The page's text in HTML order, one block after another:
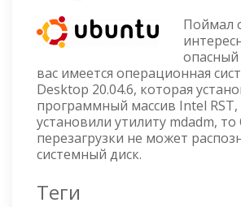
НА
RST
НЕ
Поймал
опасный
вас имеется операционная
Desktop 20.04.6, которая
программный массив Intel
установили утилиту mdadm,
перезагрузки не может
системный диск.
Теги